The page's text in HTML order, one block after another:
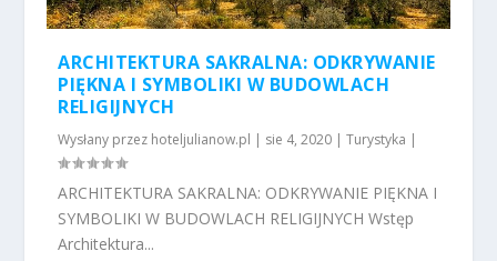
ARCHITEKTURA SAKRALNA: ODKRYWANIE
PIĘKNA I SYMBOLIKI W BUDOWLACH
RELIGIJNYCH
Wysłany przez hoteljulianow.pl | sie 4, 2020 |Turystyka |
ARCHITEKTURA SAKRALNA: ODKRYWANIE PIĘKNA I
SYMBOLIKI W BUDOWLACH RELIGIJNYCH Wstęp
Architektura...